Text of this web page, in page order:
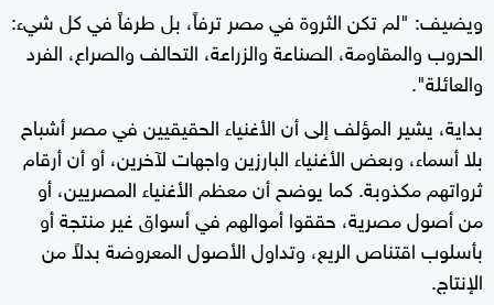
ويضيف: "لم تكن الثروة في مصر ترفاً، بل طرفاً في كل شيء:
الحروب والمقاومة، الصناعة والزراعة، التحالف والصراع، الفرد
والعائلة".
بداية، يشير المؤلف إلى أن الأغنياء الحقيقيين في مصر أشباح
بلا أسماء، وبعض الأغنياء البارزين واجهات لآخرين، أو أن أرقام
ثرواتهم مكذوبة. كما يوضح أن معظم الأغنياء المصريين، أو
من أصول مصرية، حققوا أموالهم في أسواق غير منتجة أو
بأسلوب اقتناص الريع، وتداول الأصول المعروضة بدلاً من
الإنتاج.